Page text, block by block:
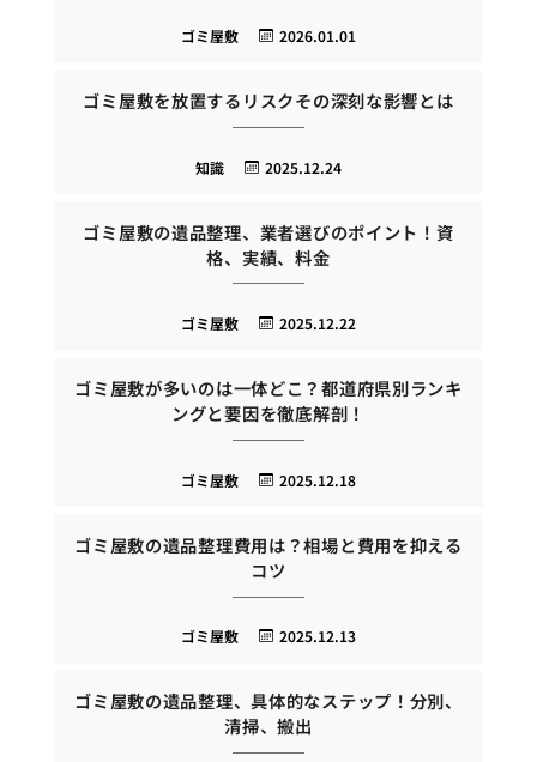
2026.01.01
ゴミ屋敷
ゴミ屋敷を放置するリスクその深刻な影響とは
2025.12.24
知識
ゴミ屋敷の遺品整理、業者選びのポイント！資
格、実績、料金
2025.12.22
ゴミ屋敷
ゴミ屋敷が多いのは一体どこ？都道府県別ランキ
ングと要因を徹底解剖！
2025.12.18
ゴミ屋敷
ゴミ屋敷の遺品整理費用は？相場と費用を抑える
コツ
2025.12.13
ゴミ屋敷
ゴミ屋敷の遺品整理、具体的なステップ！分別、
清掃、搬出